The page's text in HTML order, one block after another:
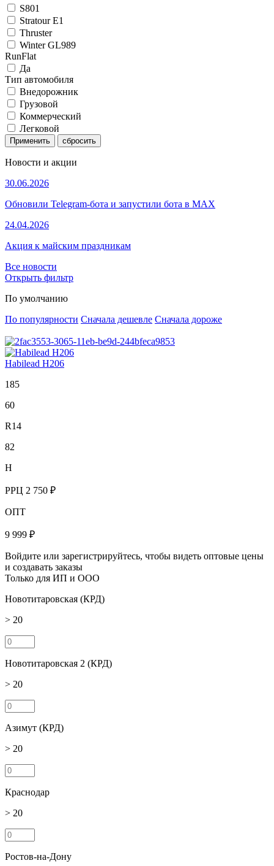
S801
Stratour E1
Thruster
Winter GL989
RunFlat
Да
Тип автомобиля
Внедорожник
Грузовой
Коммерческий
Легковой
Применить
Новости и акции
30.06.2026
Обновили Telegram-бота и запустили бота в MAX
24.04.2026
Акция к майским праздникам
Все новости
Открыть фильтр
По умолчанию
По популярности Сначала дешевле Сначала дороже
Habilead H206
185
60
R14
82
H
РРЦ 2 750 ₽
ОПТ
9 999 ₽
Войдите или зарегистрируйтесь, чтобы видеть оптовые цены
и создавать заказы
Только для ИП и ООО
Новотитаровская (КРД)
> 20
Новотитаровская 2 (КРД)
> 20
Азимут (КРД)
> 20
Краснодар
> 20
Ростов-на-Дону